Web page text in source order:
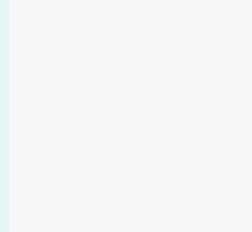
Lô đất Lê Xá